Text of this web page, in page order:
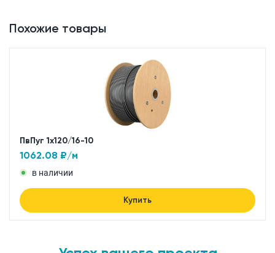
Похожие товары
ПвПуг 1x120/16-10
1062.08 ₽/м
в наличии
Купить